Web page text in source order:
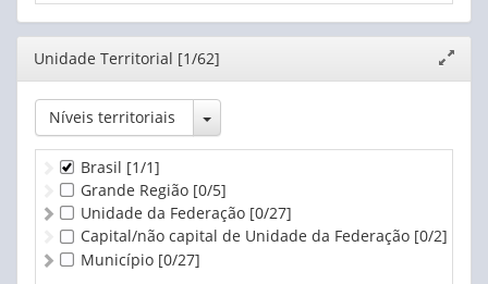
Editor
janela
Unidade Territorial [1/62]
Níveis territoriais Toggle Dropdown
Brasil [1/1]
Grande Região [0/5]
Unidade da Federação [0/27]
Capital/não capital de Unidade da Federação [0/2]
Município [0/27]